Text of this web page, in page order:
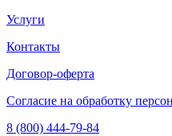
Услуги
Контакты
Договор-оферта
Согласие на обработку
8 (800) 444-79-84